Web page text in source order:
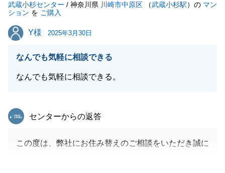
今後も不動産のことでお困りごとがございましたら、
お気軽にお申し付けくださいませ。
今後とも、よろしくお願い申し上げます。
閉じる
武蔵小杉センター / 神奈川県 川崎市中原区 （武蔵小杉駅）の マン
ション を ご購入
Y様
Y様 2025年3月30日
なんでも気軽に相談できる
なんでも気軽に相談できる。
東急リバブル
センターからの返答
この度は、弊社にお住み替えのご相談をいただき誠に